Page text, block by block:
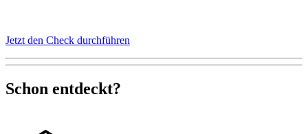
Jetzt den Check durchführen
Schon entdeckt?